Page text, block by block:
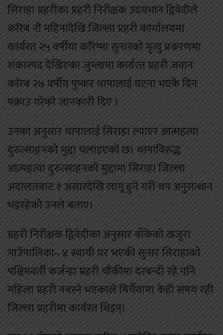
सिराहा प्रहरीका प्रहरी निरीक्षक उदयभान द्विवेदीले
करिब नौ महिनादेखि जिल्ला प्रहरी कार्यालयमा
कार्यरत २५ वर्षीया करिष्मा सुनारको मृत्यु प्रकरणमा
शंकास्पद देखिएका जुम्लामा कार्यरत प्रहरी जवान
करिब २७ वर्षीय पुष्कर थापालाई घटना भएकै दिन
पक्राउ गरेको जानकारी दिए ।
उनका अनुसार थापालाई सिराहा ल्याएर आत्महत्या
दुरुत्साहनको मुद्दा चलाइएको छ। थापाविरुद्ध
आत्महत्या दुरुत्साहनको मुद्दामा सिराहा जिल्ला
अदालतबाट १ असारदेखि लागू हुने गरी थप अनुसन्धान
भइरहेको उनले बताए।
प्रहरी निरीक्षक द्विवेदीका अनुसार बाँकेको खजुरा
गाउँपालिका– ४ स्थायी घर भएकी सुनार सिराहाको
पश्चिमवर्ती कर्जन्हा प्रहरी चौकीमा दरबन्दी रहे पनि
महिला प्रहरी नबस्ने भएकाले मिर्चैयामा केही समय रही
जिल्ला प्रहरीमा कार्यरत थिइन्।